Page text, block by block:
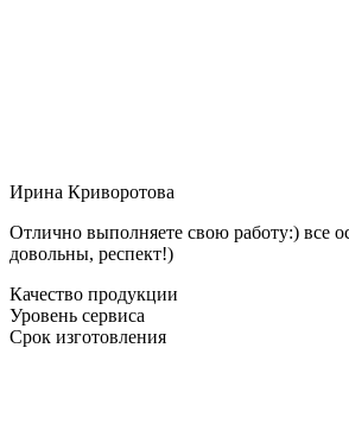
Ирина Криворотова
Отлично выполняете свою работу:) все
довольны, респект!)
Качество продукции
Уровень сервиса
Срок изготовления